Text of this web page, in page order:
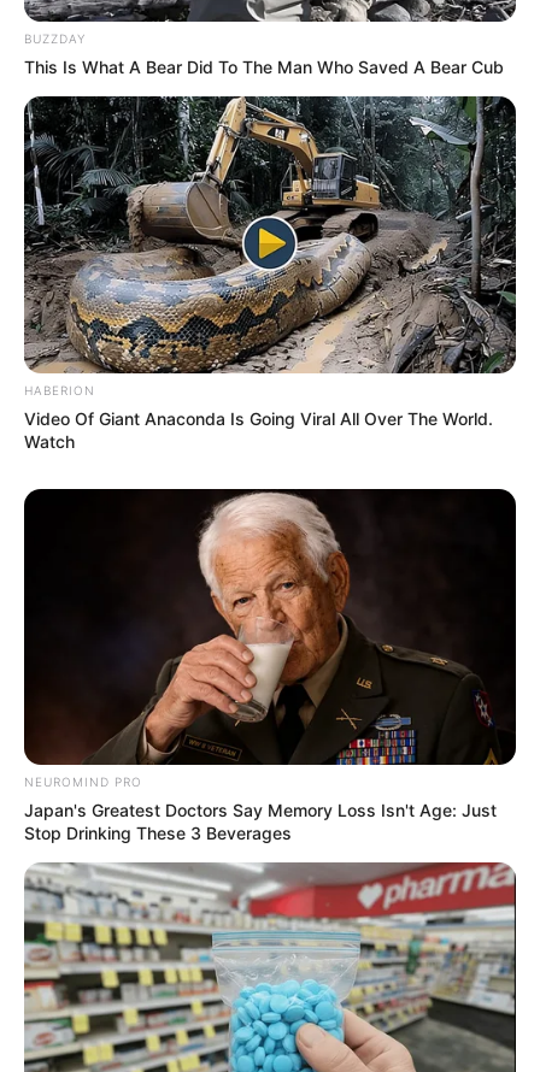
BUZZDAY
This Is What A Bear Did To The Man Who Saved A Bear Cub
HABERION
Video Of Giant Anaconda Is Going Viral All Over The World.
Watch
NEUROMIND PRO
Japan's Greatest Doctors Say Memory Loss Isn't Age: Just
Stop Drinking These 3 Beverages